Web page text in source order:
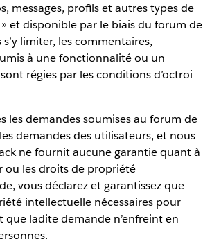
messages, profils et autres types de
et disponible par le biais du forum de
limiter, les commentaires,
à une fonctionnalité ou un
régies par les conditions d’octroi
les demandes soumises au forum de
demandes des utilisateurs, et nous
ne fournit aucune garantie quant à
ou les droits de propriété
vous déclarez et garantissez que
intellectuelle nécessaires pour
ladite demande n’enfreint en